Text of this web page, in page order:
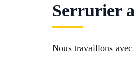
Serrurier
Nous travaillons